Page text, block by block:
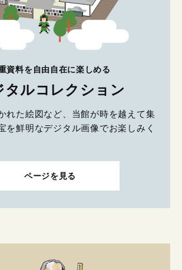
資料を自由自在に楽しめる
タルコレクション
れた絵図など、当館が時を越えて集
を鮮明なデジタル画像でお楽しみく
ページを見る